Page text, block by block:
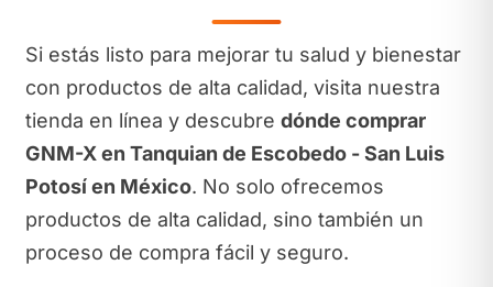
Si estás listo para mejorar tu salud y bienestar
con productos de alta calidad, visita nuestra
tienda en línea y descubre dónde comprar
GNM-X en Tanquian de Escobedo - San Luis
Potosí en México. No solo ofrecemos
productos de alta calidad, sino también un
proceso de compra fácil y seguro.